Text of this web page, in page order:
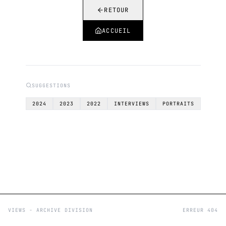
RETOUR
ACCUEIL
SUGGESTIONS
2024 2023 2022 INTERVIEWS PORTRAITS
VIEWS - ARCHIVE DIVISION ERREUR 404